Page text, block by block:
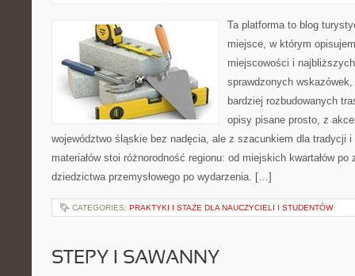
Ta platforma to blog
miejsce, w którym
miejscowości i
sprawdzonych
bardziej rozbudowanych
opisy pisane prosto, z
województwo śląskie bez nadęcia, ale z szacunkiem dla tradycji
materiałów stoi różnorodność regionu: od miejskich kwartałów po
dziedzictwa przemysłowego po wydarzenia. […]
CATEGORIES: PRAKTYKI I STAŻE DLA NAUCZYCIELI I STUDENTÓW
STEPY I SAWANNY